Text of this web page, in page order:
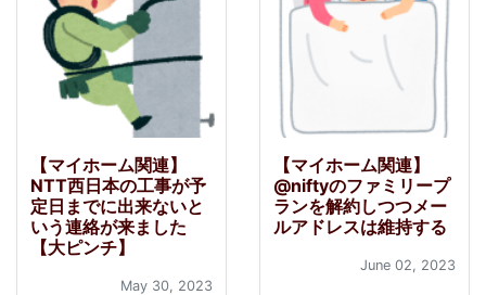
【マイホーム関連】
NTT西日本の工事が予
定日までに出来ないと
いう連絡が来ました
【大ピンチ】
May 30, 2023
【マイホーム関連】
@niftyのファミリープ
ランを解約しつつメー
ルアドレスは維持する
June 02, 2023